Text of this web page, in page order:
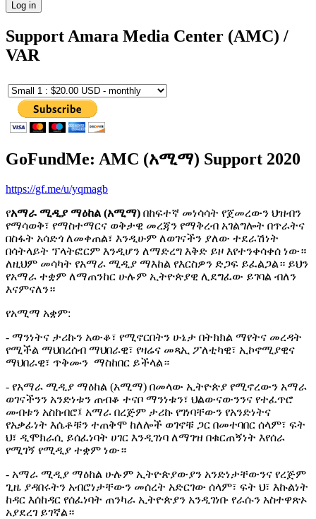
Support Amara Media Center (AMC) /
VAR
GoFundMe: AMC (አሚማ) Support 2020
https://gf.me/u/yqmagb
የአማራ ሚዲያ ማዕከል (አሚማ) በከፍተኛ መነሳሳት የጀመረውን ህዝብን
የማሳወቅ፣ የማስተማርና ወቅታዊ መረጃን የማቅረብ አገልግሎት በጥራትና
በስፋት አሳድጎ ለመቀጠል፣ እንዲሁም ለወገናችን ያለው ተደራሽነት
በሳትላይት ፕላትፎርም እንዲሆን ለማድረግ እቅድ ይዞ እየተንቀሳቀሰ ነው።
ለዚህም መሳካት የአማራ ሚዲያ ማእከል የእርስዎን ድጋፍ ይፈልጋል። ይህን
የአማራ ተቋም ለማጠንከር ሁሉም ኢትዮጵያዊ ሊደግፈው ይገባል ብለን
እናምናለን።
የአሚማ አቋም:
- ማንነትና ታሪኩን አውቆ፣ የሚኖርበትን ሁኔታ በትክክል ማየትና መረዳት
የሚችል ማህበረሰብ ማህበራዊ፣ የዛሬና መጻኢ ፖለቲካዊ፣ ኢኮኖሚያዊና
ማህበራዊ፣ ጥቅሙን ማስከበር ይችላል።
- የአማራ ሚዲያ ማዕከል (አሚማ) በመላው ኢትዮጵያ የሚኖረውን አማራ
ወገናችንን አንድነቱን ጠብቆ ተናቦ ማንነቱን፣ ህልውናውንንና የተፈጥሮ
መብቱን አስከብሮ፤ አማራ በረጅም ታሪኩ የገነባቸውን የአንድነትና
የአቃፊነት እሴቶቹን ተጠቅሞ ከለሎች ወገኖቹ ጋር በመተባበር ሰላም፣ ፍት
ህ፣ ዲሞክራሲ ይሰፈነባት ሀገር እንዲገነባ ለማገዝ በቁርጠኝነት እየሰራ
የሚገኝ የሚዲያ ተቋም ነው።
- አማራ ሚዲያ ማዕከል ሁሉም ኢትዮጵያውያን አንድነታቸውንና የረጅም
ጊዜ ያዳበሩትን አብሮነታቸውን መሰረት አድርገው ሰላም፣ ፍት ህ፣ እኩልነት
ከዳር እሰከዳር የሰፈነባት ጠንካራ ኢትዮጵያን አንዲገነቡ የራሱን አስተዋጽኦ
አያደረገ ይገኛል።